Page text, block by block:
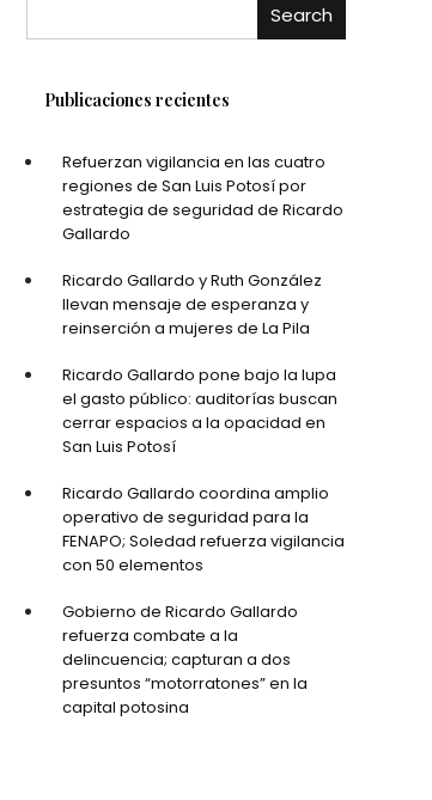
Search
Publicaciones recientes
Refuerzan vigilancia en las cuatro
regiones de San Luis Potosí por
estrategia de seguridad de Ricardo
Gallardo
Ricardo Gallardo y Ruth González
llevan mensaje de esperanza y
reinserción a mujeres de La Pila
Ricardo Gallardo pone bajo la lupa
el gasto público: auditorías buscan
cerrar espacios a la opacidad en
San Luis Potosí
Ricardo Gallardo coordina amplio
operativo de seguridad para la
FENAPO; Soledad refuerza vigilancia
con 50 elementos
Gobierno de Ricardo Gallardo
refuerza combate a la
delincuencia; capturan a dos
presuntos “motorratones” en la
capital potosina